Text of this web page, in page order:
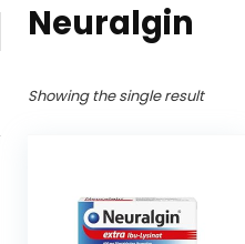
‎Neuralgin
Showing the single result